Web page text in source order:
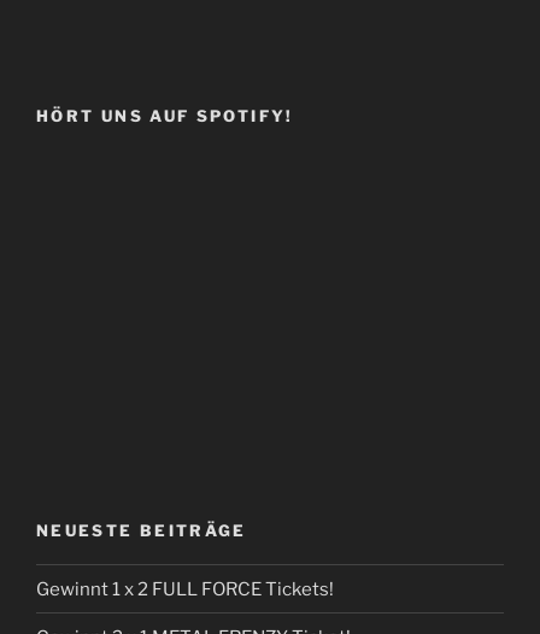
HÖRT UNS AUF SPOTIFY!
NEUESTE BEITRÄGE
Gewinnt 1 x 2 FULL FORCE Tickets!